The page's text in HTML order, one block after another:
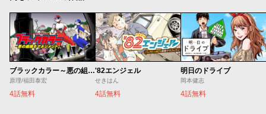
ブラックカラー～悪の組織をマネジメント～
原理/福田泰宏
4話無料
'82エンジェル
せきはん
4話無料
明日のドライブ
岡本健志
4話無料